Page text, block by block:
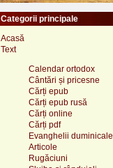
Categorii principale
Acasă
Text
Calendar ortodox
Cântări și pricesne
Cărți epub
Cărți epub rusă
Cărți online
Cărți pdf
Evanghelii duminicale
Articole
Rugăciuni